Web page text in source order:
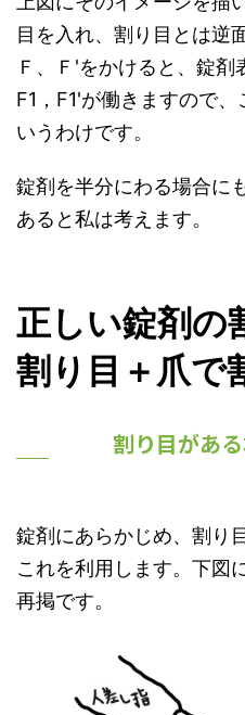
目を入れ、割り目とは逆
Ｆ、Ｆ'をかけると、錠
F1，F1'が働きますので
いうわけです。
錠剤を半分にわる場合に
あると私は考えます。
正しい錠剤
割り目＋爪で
割り目があ
錠剤にあらかじめ、割り
これを利用します。下図
再掲です。